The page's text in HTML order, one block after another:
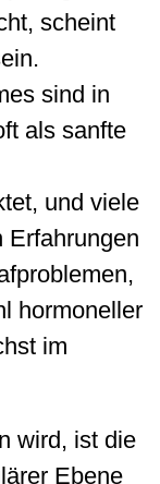
scheint
sind in
als sanfte
und viele
Erfahrungen
hormoneller
im
wird, ist die
Ebene